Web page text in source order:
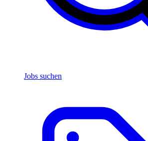
Jobs suchen